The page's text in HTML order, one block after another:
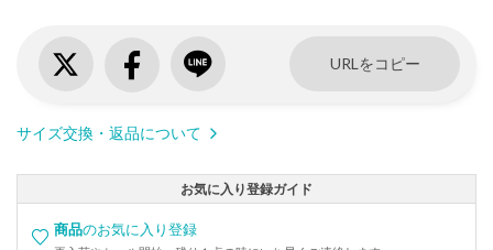
URLをコピー
サイズ交換・返品について
お気に入り登録ガイド
商品のお気に入り登録